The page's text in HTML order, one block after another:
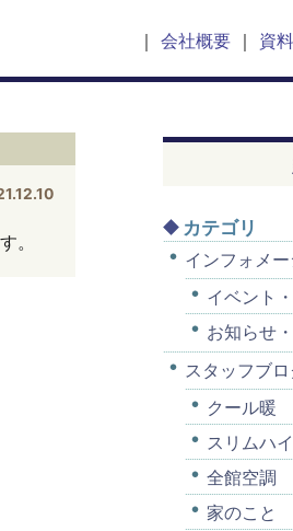
会社概要 資
。
カテゴリ
インフォメ
イベント
お知らせ
スタッフブ
クール暖
スリムハ
全館空調
家のこと